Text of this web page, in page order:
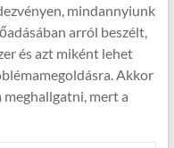
mindannyiunk
arról beszélt,
és azt miként lehet
Akkor
mert a